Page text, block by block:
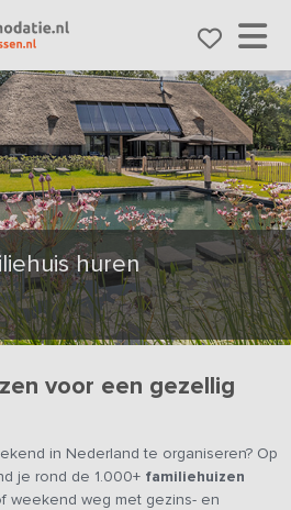
huren
voor een gezellig
in Nederland te organiseren? Op
je rond de 1.000+ familiehuizen
weekend weg met gezins- en